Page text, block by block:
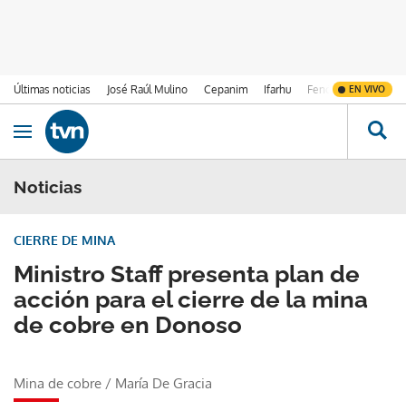
Últimas noticias José Raúl Mulino Cepanim Ifarhu Fenómeno de El
EN VIVO
Ir al contenido
Obrir navegació
Noticias
Ministro Staff presenta plan de
acción para el cierre de la mina
de cobre en Donoso
CIERRE DE MINA
Mina de cobre / María De Gracia